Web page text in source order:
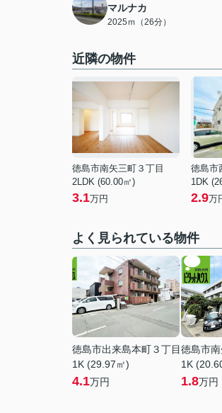
マルナカ
2025ｍ（26分）
近隣の物件
徳島市南矢三町３丁目
2LDK (60.00㎡)
3.1万円
徳島市
1DK
2.9万
よく見られている物件
徳島市出来島本町３丁目
1K (29.97㎡)
4.1万円
徳島市
1K
1.8万円